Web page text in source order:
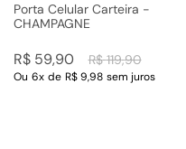
Porta Celular Carteira -
CHAMPAGNE
R$ 119,90
R$ 59,90
Ou 6x de R$ 9,98 sem juros